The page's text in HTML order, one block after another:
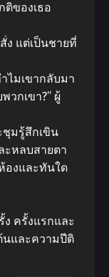
ติของเธอ
แต่เป็นชายที่
ไมเขากลับมา
วกเขา?” ผู้
มรู้สึกเขิน
ะหลบสายตา
งและทันใด
ง ครั้งแรกและ
นและความปีติ